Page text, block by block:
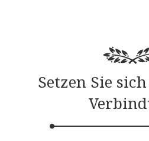
Setzen Sie